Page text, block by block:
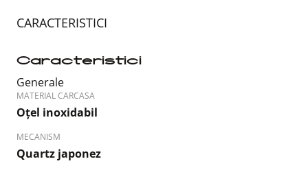
CARACTERISTICI
Caracteristici
Generale
MATERIAL CARCASA
Oțel inoxidabil
MECANISM
Quartz japonez